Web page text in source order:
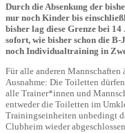
Durch die Absenkung der
nur noch Kinder bis
bisher lag diese Grenze bei
sofort, wie bisher schon die
noch Individualtraining in
Für alle anderen
Ausnahme: Die Toiletten
alle Trainer*innen und
entweder die Toiletten im
Trainingseinheiten unbedingt
Clubheim wieder